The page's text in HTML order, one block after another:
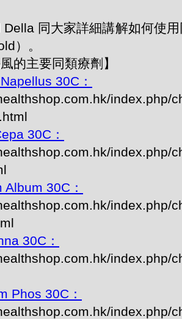
Della 同大家詳細講解如何使
）。
的主要同類療劑】
30C：
index.php/
30C：
index.php/
30C：
index.php/
30C：
index.php/
Phos 30C：
index.php/